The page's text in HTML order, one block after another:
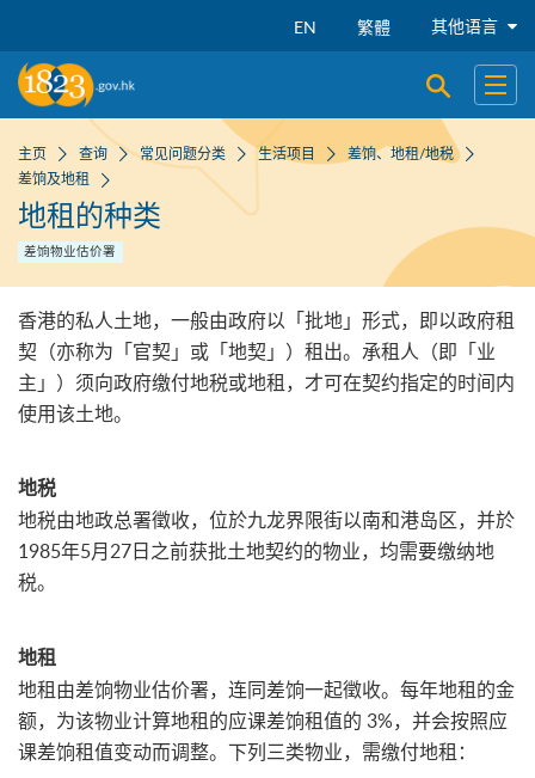
EN 繁體 其他语言
开启搜寻
开启
主页 查询 常见问题分类 生活项目
差饷、地租/地税
差饷及地租
地租的种类
差饷物业估价署
香港的私人土地，一般由政府以「批地」形式，即以政府租
契（亦称为「官契」或「地契」）租出。承租人（即「业
主」）须向政府缴付地税或地租，才可在契约指定的时间内
使用该土地。
地税
地税由地政总署徵收，位於九龙界限街以南和港岛区，并於
1985年5月27日之前获批土地契约的物业，均需要缴纳地
税。
地租
地租由差饷物业估价署，连同差饷一起徵收。每年地租的金
额，为该物业计算地租的应课差饷租值的 3%，并会按照应
课差饷租值变动而调整。下列三类物业，需缴付地租：